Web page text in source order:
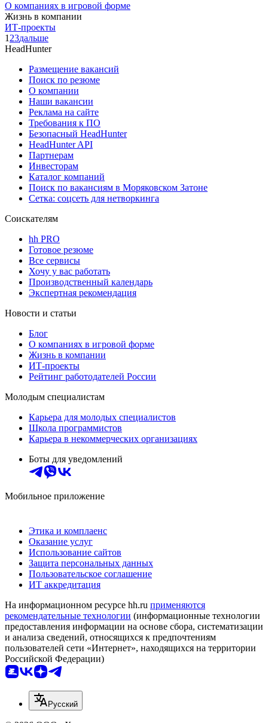
О компаниях в игровой форме
Жизнь в компании
ИТ-проекты
1 23дальше
HeadHunter
Размещение вакансий
Поиск по резюме
О компании
Наши вакансии
Реклама на сайте
Требования к ПО
Безопасный HeadHunter
HeadHunter API
Партнерам
Инвесторам
Каталог компаний
Поиск по вакансиям в Моряковском Затоне
Сетка: соцсеть для нетворкинга
Соискателям
hh PRO
Готовое резюме
Все сервисы
Хочу у вас работать
Производственный календарь
Экспертная рекомендация
Новости и статьи
Блог
О компаниях в игровой форме
Жизнь в компании
ИТ-проекты
Рейтинг работодателей России
Молодым специалистам
Карьера для молодых специалистов
Школа программистов
Карьера в некоммерческих организациях
Боты для уведомлений
Мобильное приложение
Этика и комплаенс
Оказание услуг
Использование сайтов
Защита персональных данных
Пользовательское соглашение
ИТ аккредитация
На информационном ресурсе hh.ru применяются
рекомендательные технологии (информационные технологии
предоставления информации на основе сбора, систематизации
и анализа сведений, относящихся к предпочтениям
пользователей сети «Интернет», находящихся на территории
Российской Федерации)
Русский